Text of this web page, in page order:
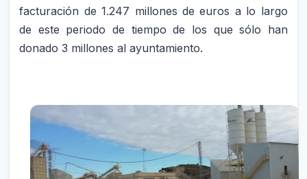
facturación de 1.247 millones de euros a lo largo
de este periodo de tiempo de los que sólo han
donado 3 millones al ayuntamiento.